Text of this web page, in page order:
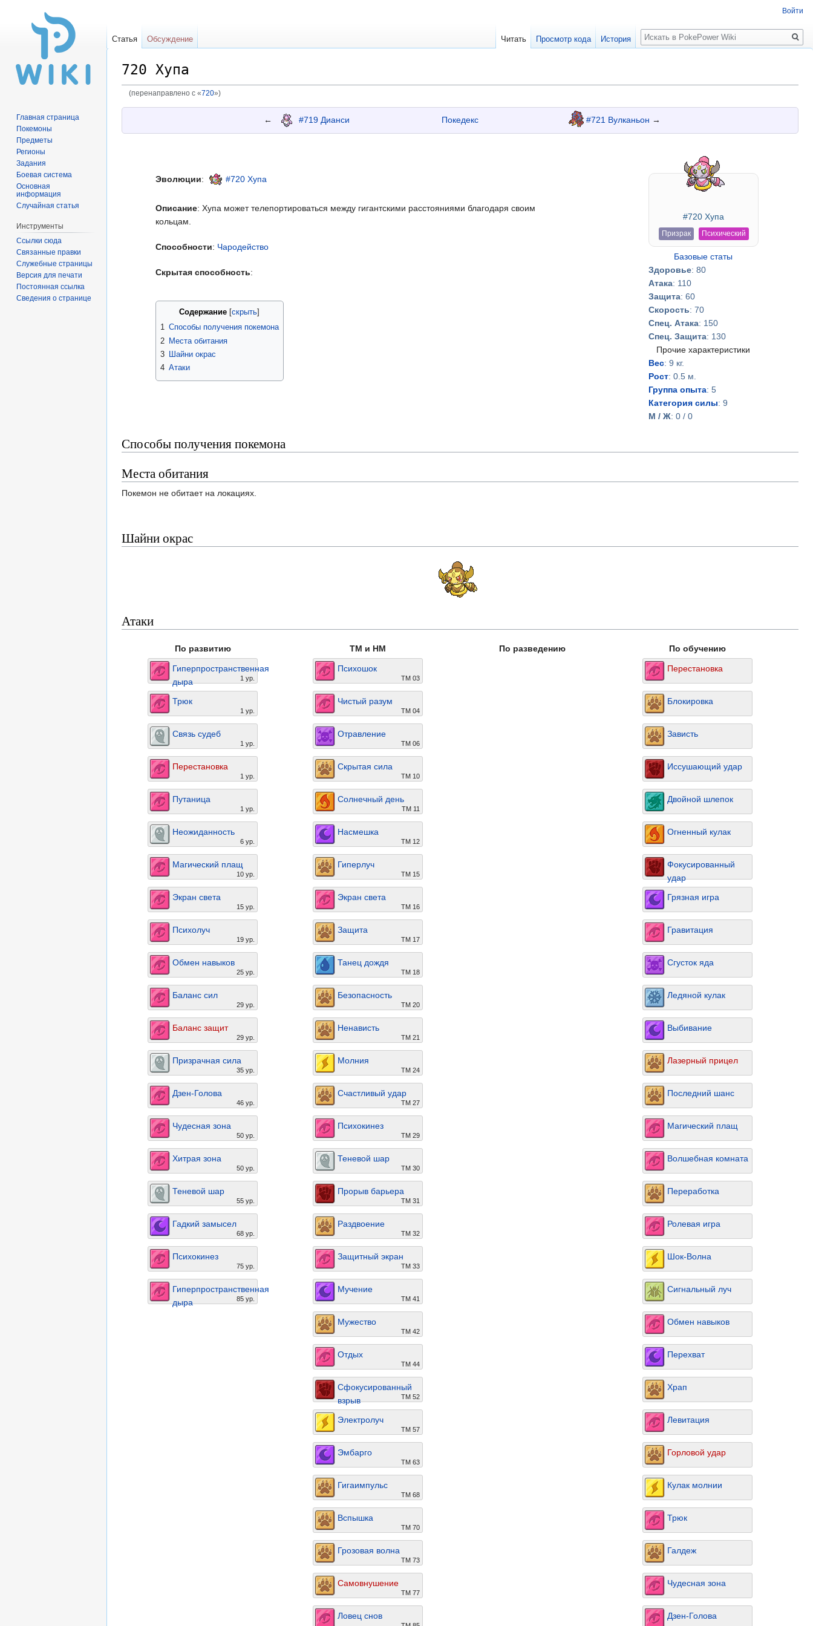
720 Хупа
(перенаправлено с «720»)
← #719 Дианси Покедекс #721 Вулканьон →
#720 Хупа
Призрак Психический
Базовые статы
Здоровье: 80
Атака: 110
Защита: 60
Скорость: 70
Спец. Атака: 150
Спец. Защита: 130
Прочие характеристики
Вес: 9 кг.
Рост: 0.5 м.
Группа опыта: 5
Категория силы: 9
М / Ж: 0 / 0
Эволюции: #720 Хупа
Описание: Хупа может телепортироваться между гигантскими расстояниями благодаря своим
кольцам.
Способности: Чародейство
Скрытая способность:
Содержание
1 Способы получения покемона
2 Места обитания
3
Шайни окрас
4 Атаки
Способы получения покемона
Места обитания
Покемон не обитает на локациях.
Шайни окрас
Атаки
По развитию
Гиперпространственная
дыра
1 ур.
Трюк
1 ур.
Связь судеб
1 ур.
Перестановка
1 ур.
Путаница
1 ур.
Неожиданность
6 ур.
Магический плащ
10 ур.
Экран света
15 ур.
Психолуч
19 ур.
Обмен навыков
25 ур.
Баланс сил
29 ур.
Баланс защит
29 ур.
Призрачная сила
35 ур.
Дзен-Голова
46 ур.
Чудесная зона
50 ур.
Хитрая зона
50 ур.
Теневой шар
55 ур.
Гадкий замысел
68 ур.
Психокинез
75 ур.
Гиперпространственная
дыра
85 ур.
TM и HM
Психошок
TM 03
Чистый разум
ТМ 04
Отравление
TM 06
Скрытая сила
ТМ 10
Солнечный день
ТМ 11
Насмешка
ТМ 12
Гиперлуч
ТМ 15
Экран света
ТМ 16
Защита
ТМ 17
Танец дождя
ТМ 18
Безопасность
ТМ 20
Ненависть
ТМ 21
Молния
ТМ 24
Счастливый удар
ТМ 27
Психокинез
ТМ 29
Теневой шар
ТМ 30
Прорыв барьера
ТМ 31
Раздвоение
ТМ 32
Защитный экран
ТМ 33
Мучение
ТМ 41
Мужество
ТМ 42
Отдых
ТМ 44
Сфокусированный
взрыв
ТМ 52
Электролуч
ТМ 57
Эмбарго
ТМ 63
Гигаимпульс
ТМ 68
Вспышка
ТМ 70
Грозовая волна
ТМ 73
Самовнушение
ТМ 77
Ловец снов
По разведению По обучению
Перестановка
Блокировка
Зависть
Иссушающий удар
Двойной шлепок
Огненный кулак
Фокусированный
удар
Грязная игра
Гравитация
Сгусток яда
Ледяной кулак
Выбивание
Лазерный прицел
Последний шанс
Магический плащ
Волшебная комната
Переработка
Ролевая игра
Шок-Волна
Сигнальный луч
Обмен навыков
Перехват
Храп
Левитация
Горловой удар
Кулак молнии
Трюк
Галдеж
Чудесная зона
Дзен-Голова
Войти
Статья Обсуждение Читать Просмотр кода История
Поиск
Главная страница
Покемоны
Предметы
Регионы
Задания
Боевая система
Основная
информация
Случайная статья
Инструменты
Ссылки сюда
Связанные правки
Служебные страницы
Версия для печати
Постоянная ссылка
Сведения о странице